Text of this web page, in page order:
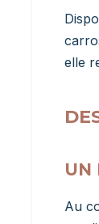
elle
UN
Au